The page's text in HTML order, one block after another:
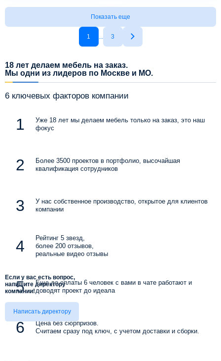
Показать еще
1 ... 3
18 лет делаем мебель на заказ.
Мы одни из лидеров по Москве и МО.
6 ключевых факторов компании
Уже 18 лет мы делаем мебель только на заказ, это наш
фокус
Более 3500 проектов в портфолио, высочайшая
квалификация сотрудников
У нас собственное производство, открытое для клиентов
компании
Рейтинг 5 звезд,
более 200 отзывов,
реальные видео отзывы
Еще до оплаты 6 человек с вами в чате работают и
доводят проект до идеала
Цена без сюрпризов.
Считаем сразу под ключ, с учетом доставки и сборки.
Если у вас есть вопрос,
напишите директору
компании!
Написать директору